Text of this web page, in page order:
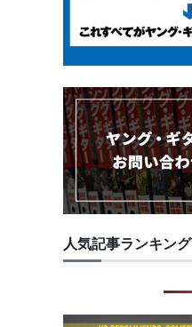
人気記事ランキング